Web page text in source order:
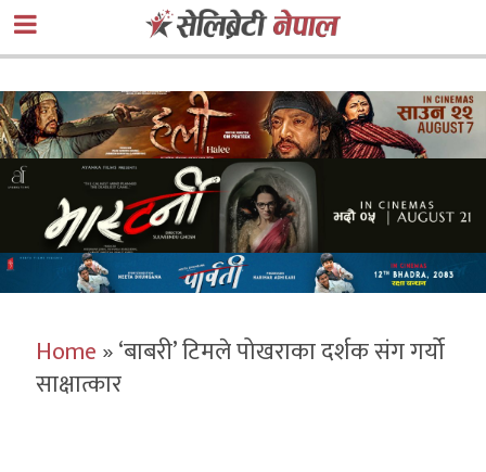
Home»‘बाबरी’ टिमले पोखराका दर्शक संग गर्यो
साक्षात्कार